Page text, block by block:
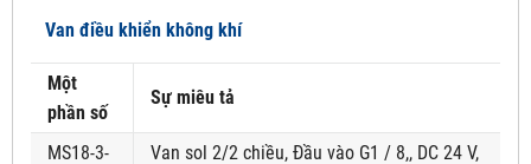
Van điều khiển không khí
Một
phần số
Sự miêu tả
MS18-3-
Van sol 2/2 chiều, Đầu vào G1 / 8,, DC 24 V,